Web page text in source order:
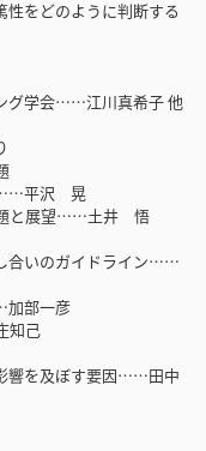
をどのように判断する
グ学会……江川真希子 他
……平沢 晃
と展望……土井 悟
合いのガイドライン……
加部一彦
知己
響を及ぼす要因……田中